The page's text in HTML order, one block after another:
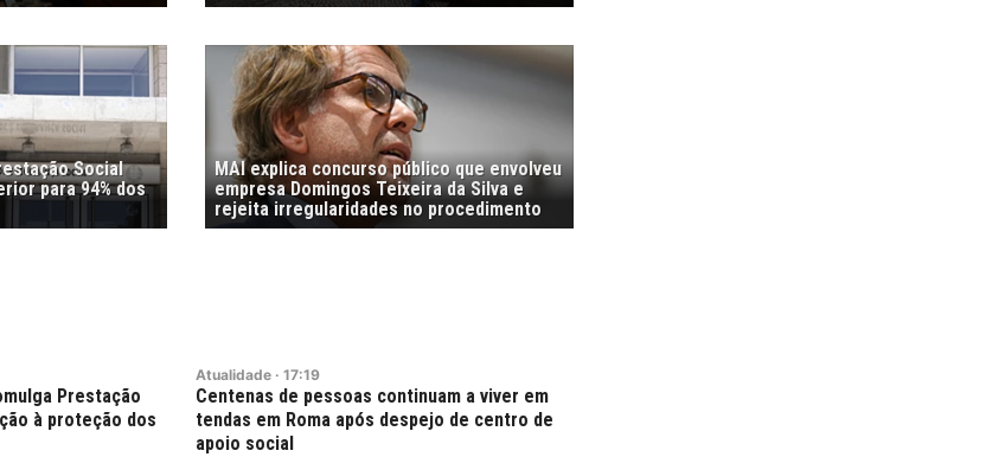
Social
para 94% dos
MAI explica concurso público que envolveu
empresa Domingos Teixeira da Silva e
rejeita irregularidades no procedimento
Prestação
à proteção dos
Atualidade · 17:19
Centenas de pessoas continuam a viver em
tendas em Roma após despejo de centro de
apoio social